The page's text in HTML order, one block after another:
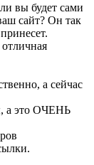
вы будет сами
сайт? Он так
а сейчас
а это ОЧЕНЬ